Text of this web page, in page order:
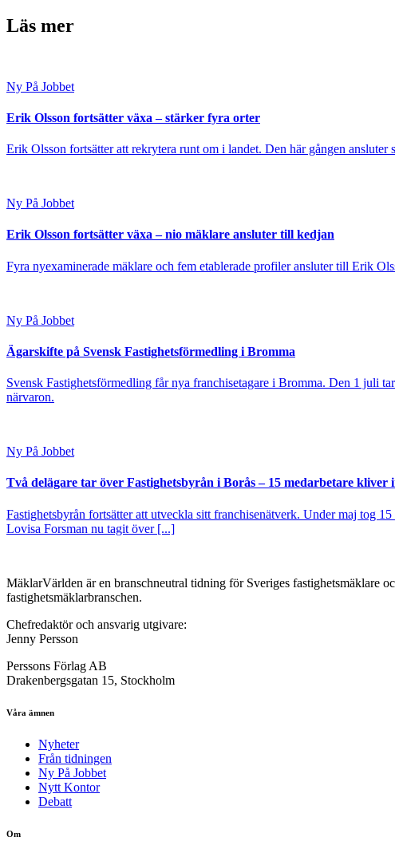
Läs mer
Ny På Jobbet
Erik Olsson fortsätter växa – stärker fyra orter
Erik Olsson fortsätter att rekrytera runt om i landet. Den här gången
Ny På Jobbet
Erik Olsson fortsätter växa – nio mäklare ansluter till kedjan
Fyra nyexaminerade mäklare och fem etablerade profiler ansluter till Erik
Ny På Jobbet
Ägarskifte på Svensk Fastighetsförmedling i Bromma
Svensk Fastighetsförmedling får nya franchisetagare i Bromma. Den 1 juli
närvaron.
Ny På Jobbet
Två delägare tar över Fastighetsbyrån i Borås – 15 medarbetare kliver
Fastighetsbyrån fortsätter att utveckla sitt franchisenätverk. Under maj tog
Lovisa Forsman nu tagit över [...]
MäklarVärlden är en branschneutral tidning för Sveriges fastighetsmäklare
fastighetsmäklarbranschen.
Chefredaktör och ansvarig utgivare:
Jenny Persson
Perssons Förlag AB
Drakenbergsgatan 15, Stockholm
Våra ämnen
Nyheter
Från tidningen
Ny På Jobbet
Nytt Kontor
Debatt
Om